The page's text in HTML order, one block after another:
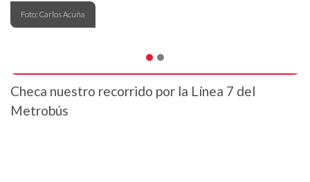
Foto: Carlos Acuña
Checa nuestro recorrido por la Línea 7 del
Metrobús